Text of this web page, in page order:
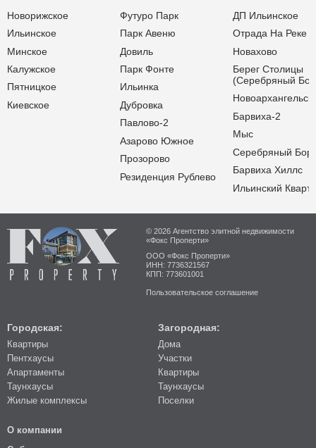
Новорижское
Ильинское
Минское
Калужское
Пятницкое
Киевское
Футуро Парк
Парк Авеню
Довиль
Парк Фонте
Ильинка
Дубровка
Павлово-2
Азарово Южное
Прозорово
Резиденция Рублево
ДП Ильинское
Отрада На Реке
Новахово
Берег Столицы
(Серебряный
Барвиха-2
Мыс
Серебряный Бор
Барвиха Хиллс
Ильинский
© 2026 Агентство элитной недвижимости
«Фокс Проперти»
ООО «Фокс Проперти»
ИНН: 7736321567
КПП: 773601001
Пользовательское соглашение
Городская:
Квартиры
Пентхаусы
Апартаменты
Таунхаусы
Жилые комплексы
Загородная:
Дома
Участки
Квартиры
Таунхаусы
Поселки
О компании